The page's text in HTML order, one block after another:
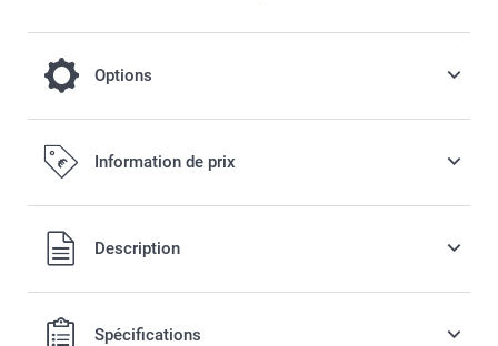
Options
Effets de couleur
Offert
Noir & Blanc
Sepia
Information de prix
Tous les prix sont en EURO (€), TVA incluse et hors frais de
port.
Description
Spécifications